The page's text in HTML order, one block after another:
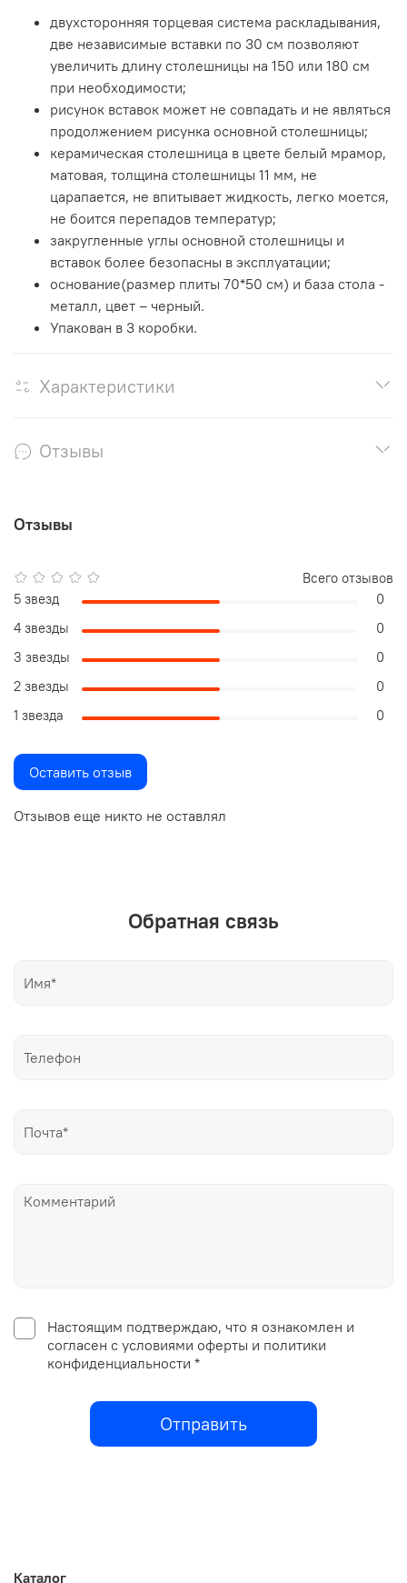
двухсторонняя торцевая система раскладывания,
две независимые вставки по 30 см позволяют
увеличить длину столешницы на 150 или 180 см
при необходимости;
рисунок вставок может не совпадать и не являться
продолжением рисунка основной столешницы;
керамическая столешница в цвете белый мрамор,
матовая, толщина столешницы 11 мм, не
царапается, не впитывает жидкость, легко моется,
не боится перепадов температур;
закругленные углы основной столешницы и
вставок более безопасны в эксплуатации;
основание(размер плиты 70*50 см) и база стола -
металл, цвет – черный.
Упакован в 3 коробки.
Характеристики
Отзывы
Отзывы
Отзывов еще никто не оставлял
Всего отзывов
5 звезд
0
4 звезды
0
3 звезды
0
2 звезды
0
1 звезда
0
Оставить отзыв
Обратная связь
Настоящим подтверждаю, что я ознакомлен и
согласен с условиями оферты и политики
конфиденциальности *
Отправить
Каталог